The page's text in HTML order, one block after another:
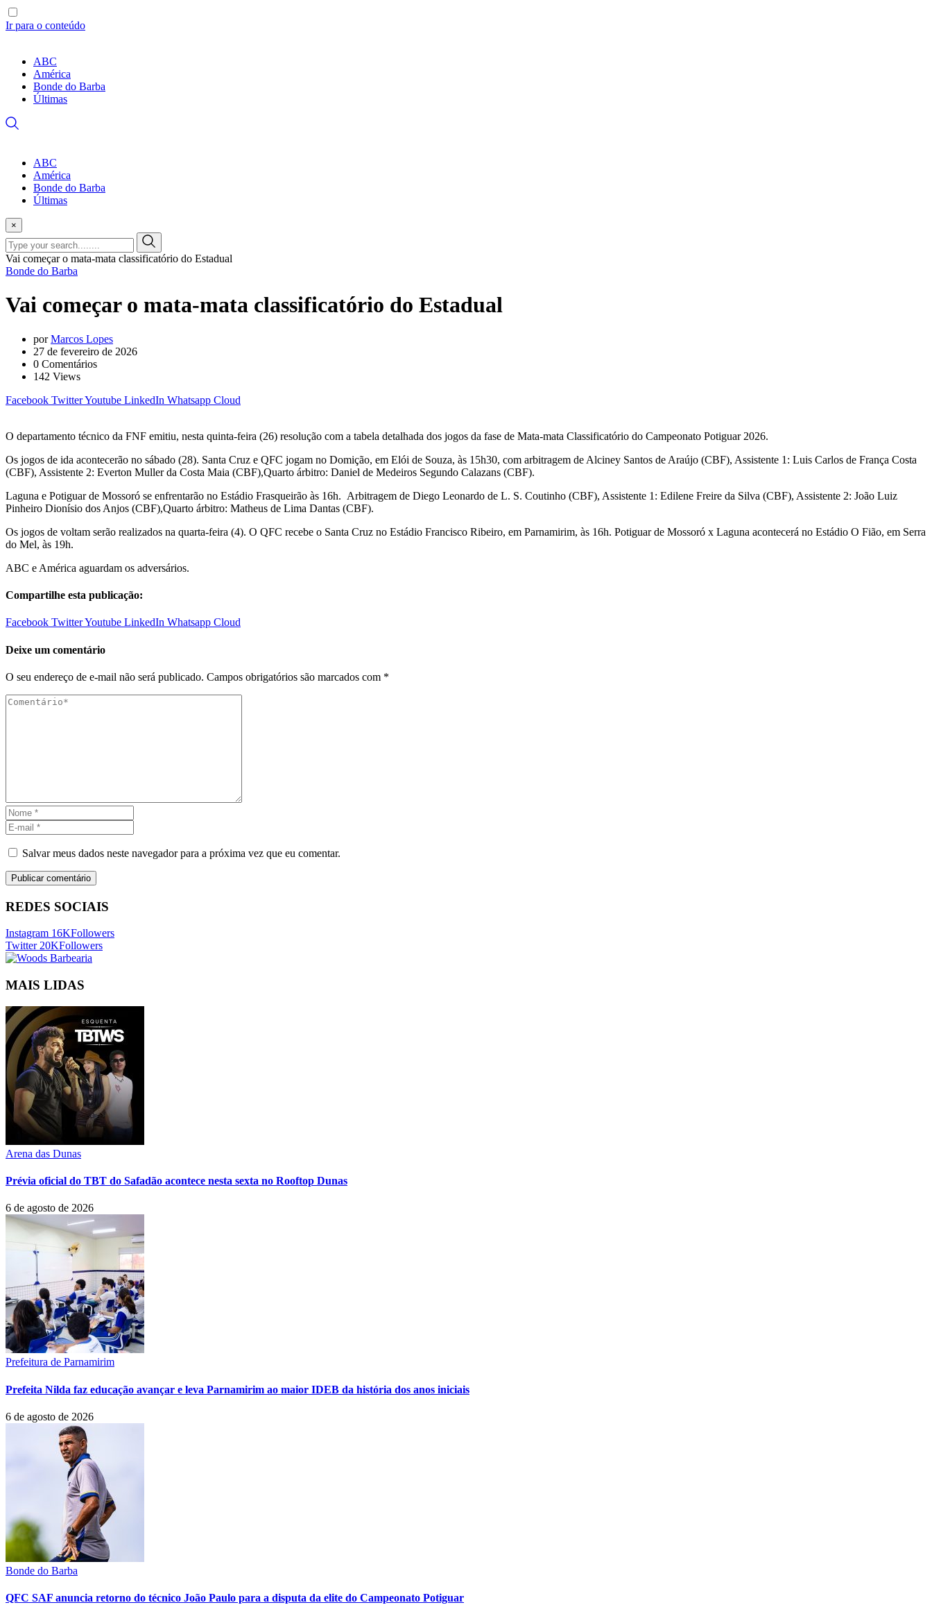
Ir para o conteúdo
ABC
América
Bonde do Barba
Últimas
ABC
América
Bonde do Barba
Últimas
×
Vai começar o mata-mata classificatório do Estadual
Bonde do Barba
Vai começar o mata-mata classificatório do Estadual
porMarcos Lopes
27 de fevereiro de 2026
0 Comentários
142 Views
Facebook TwitterYoutube LinkedIn Whatsapp Cloud
O departamento técnico da FNF emitiu, nesta quinta-feira (26) resolução com a tabela detalhada dos jogos da fase de Mata-mata Classificatório do Campeonato Potiguar 2026.
Os jogos de ida acontecerão no sábado (28). Santa Cruz e QFC jogam no Domição, em Elói de Souza, às 15h30, com arbitragem de Alciney Santos de Araújo (CBF), Assistente 1: Luis Carlos de França Costa
(CBF), Assistente 2: Everton Muller da Costa Maia (CBF),Quarto árbitro: Daniel de Medeiros Segundo Calazans (CBF).
Laguna e Potiguar de Mossoró se enfrentarão no Estádio Frasqueirão às 16h. Arbitragem de Diego Leonardo de L. S. Coutinho (CBF), Assistente 1: Edilene Freire da Silva (CBF), Assistente 2: João Luiz
Pinheiro Dionísio dos Anjos (CBF),Quarto árbitro: Matheus de Lima Dantas (CBF).
Os jogos de voltam serão realizados na quarta-feira (4). O QFC recebe o Santa Cruz no Estádio Francisco Ribeiro, em Parnamirim, às 16h. Potiguar de Mossoró x Laguna acontecerá no Estádio O Fião, em Serra
do Mel, às 19h.
ABC e América aguardam os adversários.
Compartilhe esta publicação:
Facebook TwitterYoutube LinkedIn Whatsapp Cloud
Deixe um comentário
O seu endereço de e-mail não será publicado. Campos obrigatórios são marcados com *
Salvar meus dados neste navegador para a próxima vez que eu comentar.
REDES SOCIAIS
Instagram 16KFollowers
Twitter 20KFollowers
MAIS LIDAS
Arena das Dunas
Prévia oficial do TBT do Safadão acontece nesta sexta no Rooftop Dunas
6 de agosto de 2026
Prefeitura de Parnamirim
Prefeita Nilda faz educação avançar e leva Parnamirim ao maior IDEB da história dos anos iniciais
6 de agosto de 2026
Bonde do Barba
QFC SAF anuncia retorno do técnico João Paulo para a disputa da elite do Campeonato Potiguar